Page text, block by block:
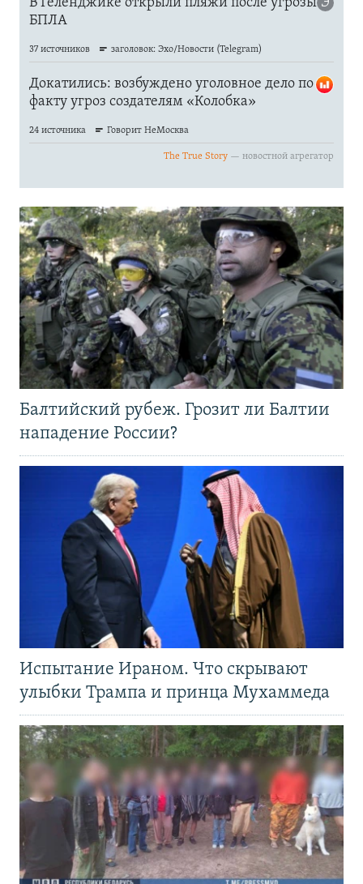
Балтийский рубеж. Грозит ли Балтии
нападение России?
Испытание Ираном. Что скрывают
улыбки Трампа и принца Мухаммеда